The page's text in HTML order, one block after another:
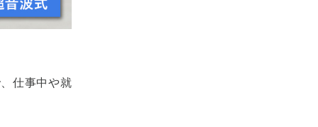
仕事中や就